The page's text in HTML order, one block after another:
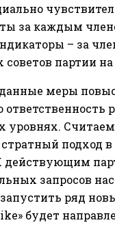
за каждым
– за
партии
меры
уровнях.
подход в
действующим
запросов
ряд
будет